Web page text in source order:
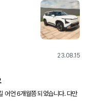
23.08.15
월) 사이쯤 계획하고 있었는데,